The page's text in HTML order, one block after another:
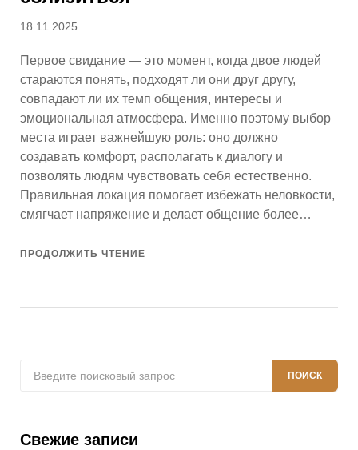
Опубликовано
18.11.2025
Первое свидание — это момент, когда двое людей
стараются понять, подходят ли они друг другу,
совпадают ли их темп общения, интересы и
эмоциональная атмосфера. Именно поэтому выбор
места играет важнейшую роль: оно должно
создавать комфорт, располагать к диалогу и
позволять людям чувствовать себя естественно.
Правильная локация помогает избежать неловкости,
смягчает напряжение и делает общение более…
ПРОДОЛЖИТЬ ЧТЕНИЕ
ПОИСК
Свежие записи